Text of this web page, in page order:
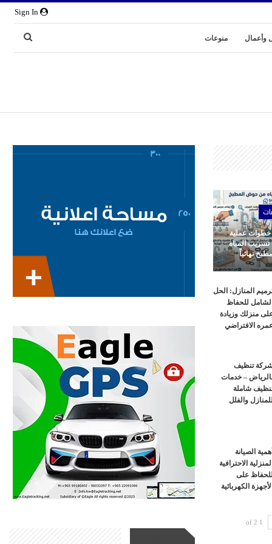
وأعمال منوعات
خطوات عملية
المياه
نهائياً
المنازل: الحل
الشامل للحفاظ
منزلك وزيادة
الافتراضي
تنظيف
– خدمات
شاملة
للمنازل والفلل
أهمية الصيانة
المنزلية الاحترافية
للحفاظ على
الأجهزة الكهربائية
1 of 2